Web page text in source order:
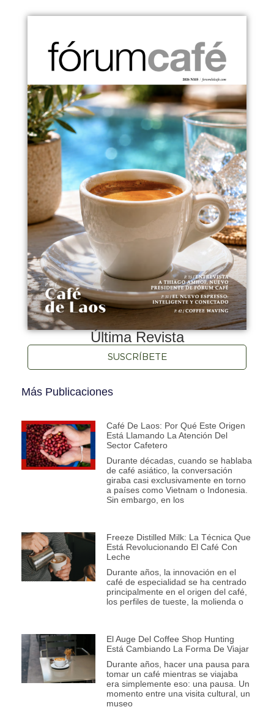
Última Revista
SUSCRÍBETE
Más Publicaciones
Café De Laos: Por Qué Este Origen
Está Llamando La Atención Del
Sector Cafetero
Durante décadas, cuando se hablaba
de café asiático, la conversación
giraba casi exclusivamente en torno
a países como Vietnam o Indonesia.
Sin embargo, en los
Freeze Distilled Milk: La Técnica Que
Está Revolucionando El Café Con
Leche
Durante años, la innovación en el
café de especialidad se ha centrado
principalmente en el origen del café,
los perfiles de tueste, la molienda o
El Auge Del Coffee Shop Hunting
Está Cambiando La Forma De Viajar
Durante años, hacer una pausa para
tomar un café mientras se viajaba
era simplemente eso: una pausa. Un
momento entre una visita cultural, un
museo